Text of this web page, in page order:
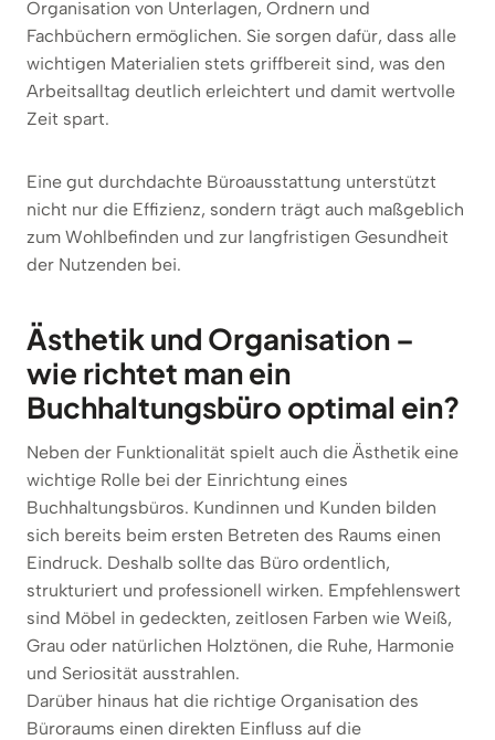
Organisation von Unterlagen, Ordnern und
Fachbüchern ermöglichen. Sie sorgen dafür, dass alle
wichtigen Materialien stets griffbereit sind, was den
Arbeitsalltag deutlich erleichtert und damit wertvolle
Zeit spart.
Eine gut durchdachte Büroausstattung unterstützt
nicht nur die Effizienz, sondern trägt auch maßgeblich
zum Wohlbefinden und zur langfristigen Gesundheit
der Nutzenden bei.
Ästhetik und Organisation –
wie richtet man ein
Buchhaltungsbüro optimal ein?
Neben der Funktionalität spielt auch die Ästhetik eine
wichtige Rolle bei der Einrichtung eines
Buchhaltungsbüros. Kundinnen und Kunden bilden
sich bereits beim ersten Betreten des Raums einen
Eindruck. Deshalb sollte das Büro ordentlich,
strukturiert und professionell wirken. Empfehlenswert
sind Möbel in gedeckten, zeitlosen Farben wie Weiß,
Grau oder natürlichen Holztönen, die Ruhe, Harmonie
und Seriosität ausstrahlen.
Darüber hinaus hat die richtige Organisation des
Büroraums einen direkten Einfluss auf die